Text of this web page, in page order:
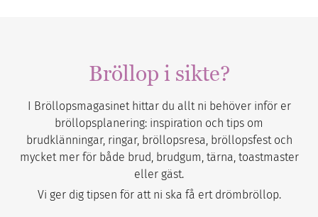
Bröllop i sikte?
I Bröllopsmagasinet hittar du allt ni behöver inför er
bröllopsplanering: inspiration och tips om
brudklänningar, ringar, bröllopsresa, bröllopsfest och
mycket mer för både brud, brudgum, tärna, toastmaster
eller gäst.
Vi ger dig tipsen för att ni ska få ert drömbröllop.